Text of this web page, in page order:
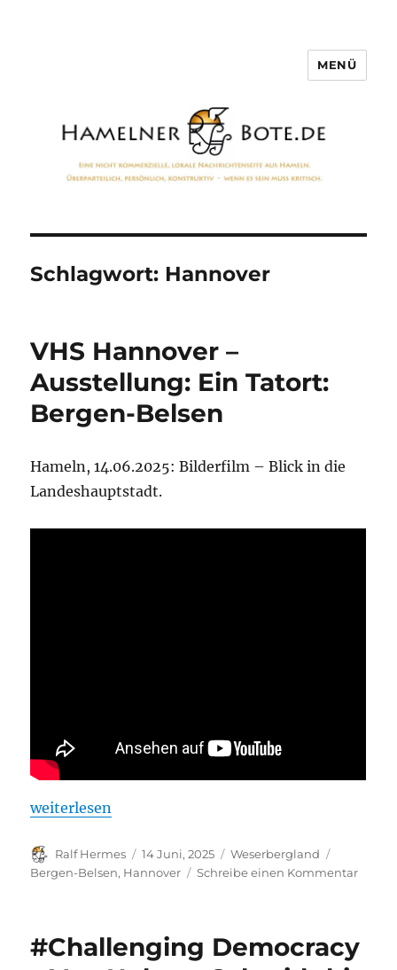
MENÜ
Schlagwort: Hannover
VHS Hannover –
Ausstellung: Ein Tatort:
Bergen-Belsen
Hameln, 14.06.2025: Bilderfilm – Blick in die
Landeshauptstadt.
„VHS Hannover – Ausstellung: Ein Tatort: Bergen-
weiterlesen
Autor
Ralf Hermes
Veröffentlicht
am
14 Juni, 2025 Kategorien
Weserbergland
Bergen-Belsen, Hannover Schreibe einen Kommentarzu
#Challenging Democracy